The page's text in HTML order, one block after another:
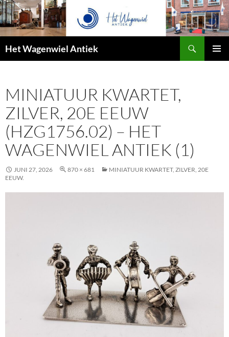
Het Wagenwiel Antiek
MINIATUUR KWARTET,
ZILVER, 20E EEUW
(HZG1756.02) – HET
WAGENWIEL ANTIEK (1)
JUNI 27, 2026 870 × 681
MINIATUUR KWARTET, ZILVER, 20E
EEUW.